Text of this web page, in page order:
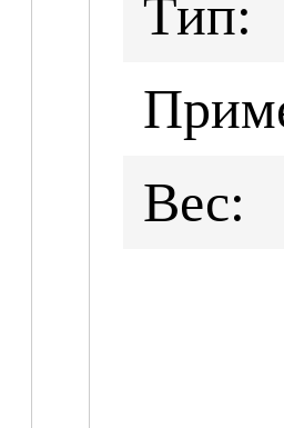
Тип:
Вес: